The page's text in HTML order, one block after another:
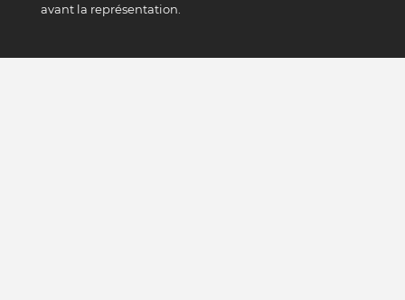
avant la représentation.